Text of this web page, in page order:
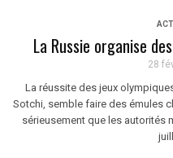
La Russie organise
28
La réussite des jeux
Sotchi, semble faire des émules
sérieusement que les autorités